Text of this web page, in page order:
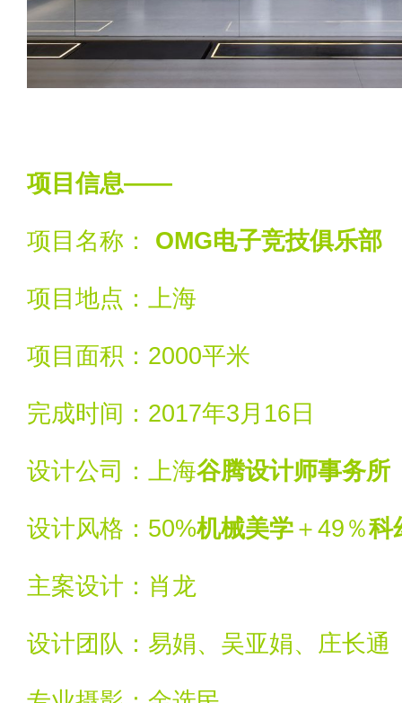
项目信息——
项目名称： OMG电子竞技俱乐部
项目地点：上海
项目面积：2000平米
完成时间：2017年3月16日
设计公司：上海谷腾设计师事务所
设计风格：50%机械美学＋49％科
主案设计：肖龙
设计团队：易娟、吴亚娟、庄长通